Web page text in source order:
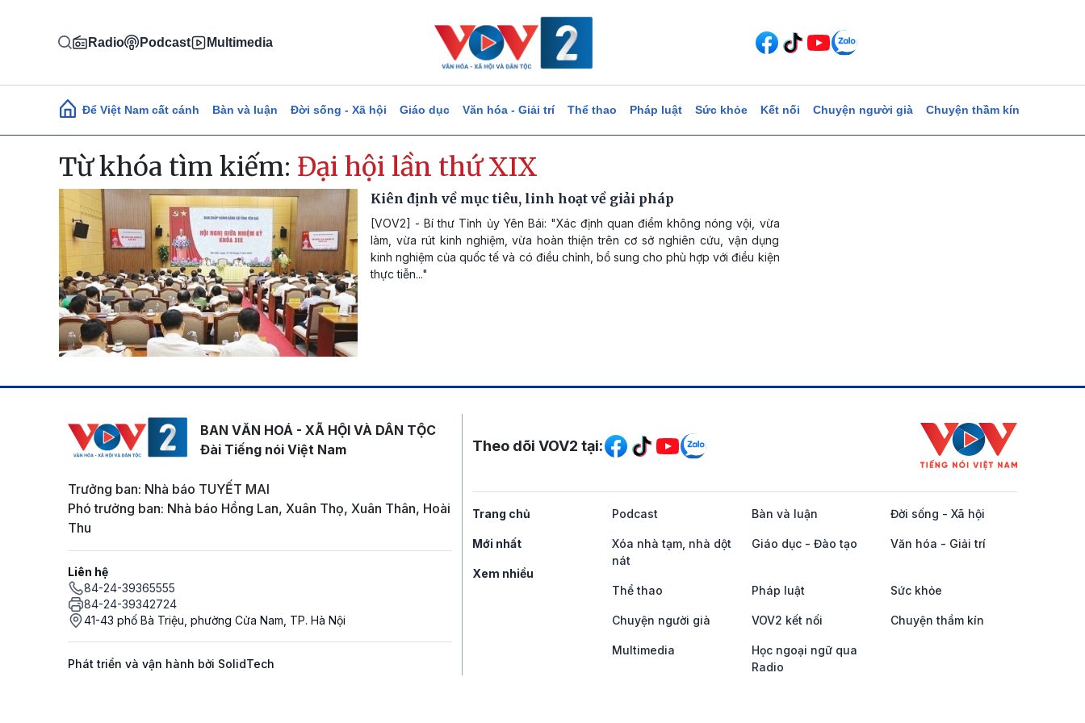
Radio Podcast Multimedia
Main navigation
Để Việt Nam cất cánh Bàn và luận Đời sống - Xã hội Giáo dục Văn hóa - Giải trí Thể thao Pháp luật Sức khỏe Kết nối Chuyện người già Chuyện thầm kín
Từ khóa tìm kiếm: Đại hội lần thứ XIX
Kiên định về mục tiêu, linh hoạt về giải pháp
[VOV2] - Bí thư Tỉnh ủy Yên Bái: "Xác định quan điểm không nóng vội, vừa
làm, vừa rút kinh nghiệm, vừa hoàn thiện trên cơ sở nghiên cứu, vận dụng
kinh nghiệm của quốc tế và có điều chỉnh, bổ sung cho phù hợp với điều kiện
thực tiễn..."
BAN VĂN HOÁ - XÃ HỘI VÀ DÂN TỘC
Đài Tiếng nói Việt Nam
Trưởng ban: Nhà báo TUYẾT MAI
Phó trưởng ban: Nhà báo Hồng Lan, Xuân Thọ, Xuân Thân, Hoài
Thu
Liên hệ
84-24-39365555
84-24-39342724
41-43 phố Bà Triệu, phường Cửa Nam, TP. Hà Nội
Phát triển và vận hành bởi SolidTech
Mạng xã hội
Theo dõi VOV2 tại:
Trang chủ
Mới nhất
Xem nhiều
Podcast Bàn và luận Đời sống - Xã hội
Xóa nhà tạm, nhà dột
nát
Giáo dục - Đào tạo Văn hóa - Giải trí
Thể thao Pháp luật Sức khỏe
Chuyện người già VOV2 kết nối Chuyện thầm kín
Multimedia
Học ngoại ngữ qua
Radio